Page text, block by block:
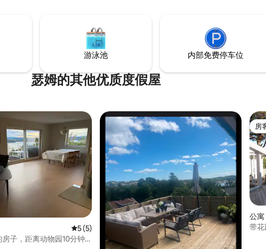
2张床。 咖啡机和制冰机为您提供额外的奢
游泳池 内部免费停车位
瑟姆的其他优质度假屋
，共 8 条评价
」
平均评分 5 分（满分 5 分），共 5 条评价
5 (5)
子，距离动物园10分钟
房
房
公寓
带